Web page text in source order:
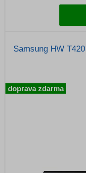
Samsung HW T420
doprava zdarma